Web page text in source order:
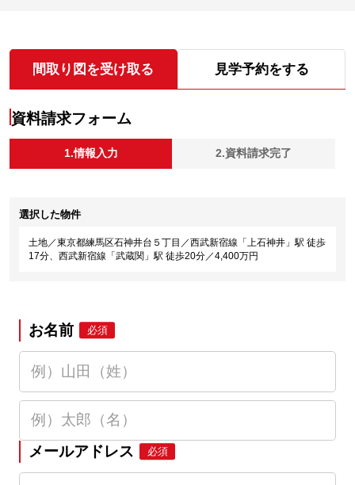
間取り図を受け取る 見学予約をする
資料請求フォーム
1.情報入力 2.資料請求完了
選択した物件
土地／東京都練馬区石神井台５丁目／西武新宿線「上石神井」駅 徒歩
17分、西武新宿線「武蔵関」駅 徒歩20分／4,400万円
お名前 必須
メールアドレス 必須